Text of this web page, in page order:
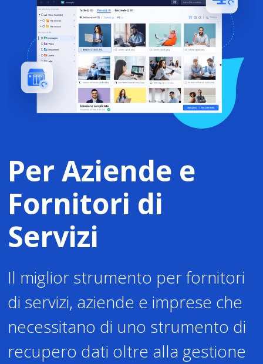
Per Aziende e
Fornitori di
Servizi
Il miglior strumento per fornitori
di servizi, aziende e imprese che
necessitano di uno strumento di
recupero dati oltre alla gestione